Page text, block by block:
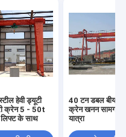
हेवी ड्यूटी
क्रेन 5 - 50t
के साथ
40 टन डबल बीयर
क्रेन खनन सामग्री
यात्रा